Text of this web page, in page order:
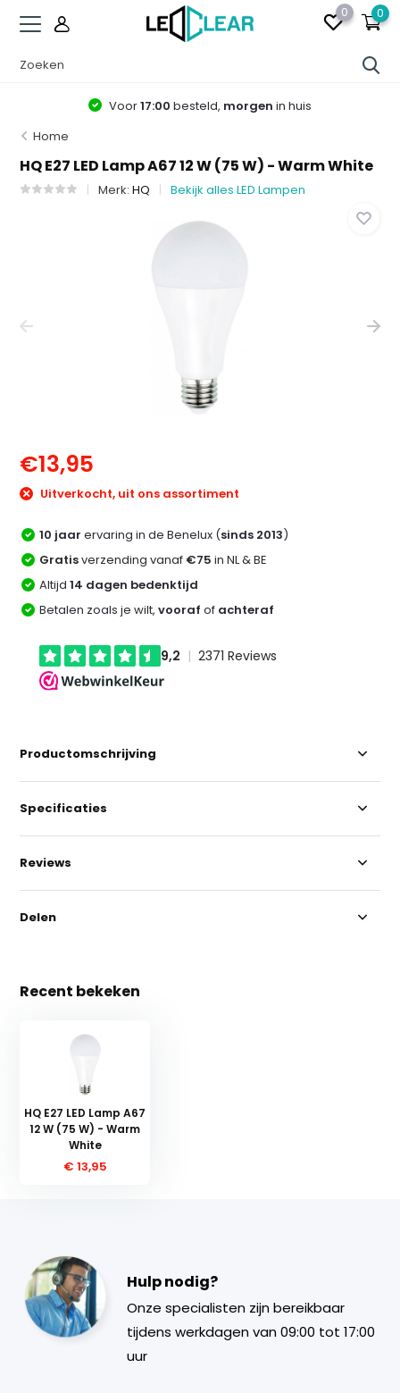
0 0
Voor17:00 besteld, morgen in huis
Home
HQ E27 LED Lamp A67 12 W (75 W) - Warm White
Merk:HQ Bekijk alles LED Lampen
€13,95
Uitverkocht, uit ons assortiment
10 jaar ervaring in de Benelux (sinds 2013)
Gratisverzending vanaf €75 in NL & BE
Altijd14 dagen bedenktijd
Betalen zoals je wilt,vooraf of achteraf
Productomschrijving
Specificaties
Reviews
Delen
Recent bekeken
HQ E27 LED Lamp A67
12 W (75 W) - Warm
White
€ 13,95
Hulp nodig?
Onze specialisten zijn bereikbaar
tijdens werkdagen van 09:00 tot 17:00
uur